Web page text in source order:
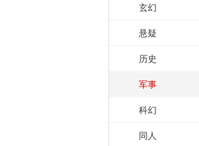
玄幻
悬疑
历史
军事
科幻
同人